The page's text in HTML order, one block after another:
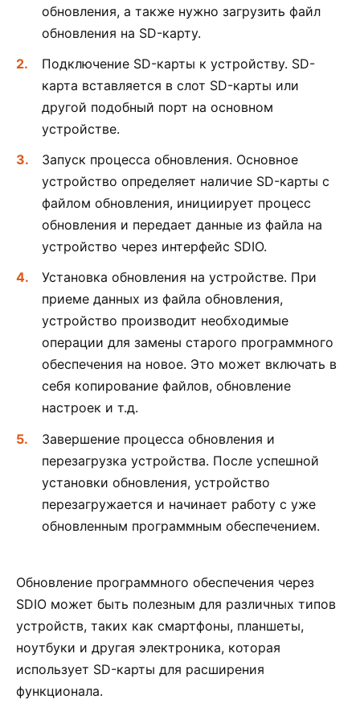
обновления, а также нужно загрузить файл
обновления на SD-карту.
Подключение SD-карты к устройству. SD-
карта вставляется в слот SD-карты или
другой подобный порт на основном
устройстве.
Запуск процесса обновления. Основное
устройство определяет наличие SD-карты с
файлом обновления, инициирует процесс
обновления и передает данные из файла на
устройство через интерфейс SDIO.
Установка обновления на устройстве. При
приеме данных из файла обновления,
устройство производит необходимые
операции для замены старого программного
обеспечения на новое. Это может включать в
себя копирование файлов, обновление
настроек и т.д.
Завершение процесса обновления и
перезагрузка устройства. После успешной
установки обновления, устройство
перезагружается и начинает работу с уже
обновленным программным обеспечением.
Обновление программного обеспечения через
SDIO может быть полезным для различных типов
устройств, таких как смартфоны, планшеты,
ноутбуки и другая электроника, которая
использует SD-карты для расширения
функционала.